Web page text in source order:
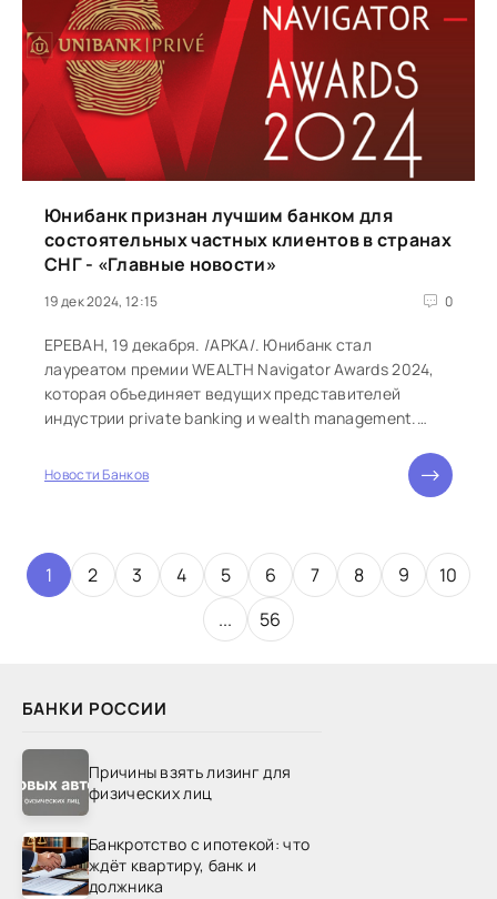
БАНКИ РОССИИ
Причины взять лизинг для
физических лиц
Банкротство с ипотекой: что
ждёт квартиру, банк и
должника
Юнибанк признан лучшим банком для
состоятельных частных клиентов в странах
СНГ - «Главные новости»
19 дек 2024, 12:15 0
ЕРЕВАН, 19 декабря. /АРКА/. Юнибанк стал
лауреатом премии WEALTH Navigator Awards 2024,
которая объединяет ведущих представителей
индустрии private banking и wealth management.
Новости Банков
1 2 3 4 5 6 7 8 9
10
...
56